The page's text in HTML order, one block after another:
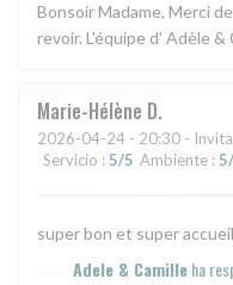
Bonsoir Madame, Merci
revoir. L'équipe d' Adèle &
Marie-Hélène D
2026-04-24 - 20:30 -
Servicio : 5/5 Ambiente : 5
super bon et super
Adele & Camilleha